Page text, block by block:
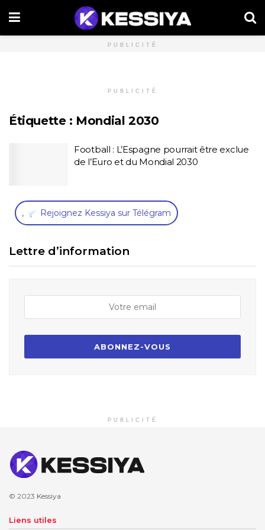
PUBLICITÉ
PUBLICITÉ
Étiquette : Mondial 2030
Football : L’Espagne pourrait être exclue
de l’Euro et du Mondial 2030
, Rejoignez Kessiya sur Télégram
Lettre d’information
PUBLICITÉ
© 2023 Kessiya
Liens utiles